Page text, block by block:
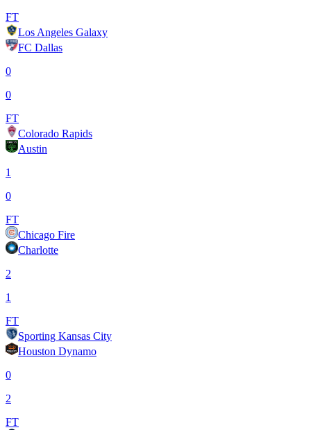
FT
Los Angeles Galaxy
FC Dallas
0
0
FT
Colorado Rapids
Austin
1
0
FT
Chicago Fire
Charlotte
2
1
FT
Sporting Kansas City
Houston Dynamo
0
2
FT